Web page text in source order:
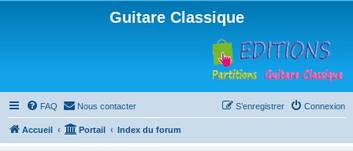
Guitare Classique
FAQ Nous contacter Connexion
S’enregistrer
Accueil Portail Index du forum